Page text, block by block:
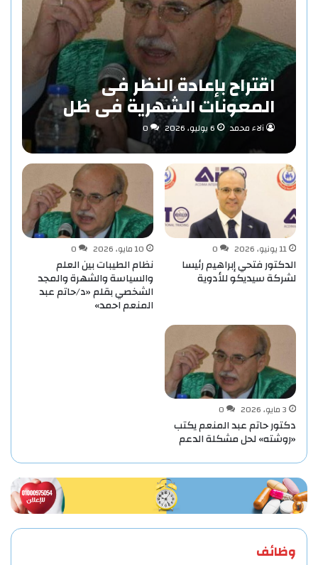
اقتراح بإعادة النظر فى
المعونات الشهرية فى ظل
مفهوم الاستدامة بقلم «د/
حاتم عبد المنعم احمد»
آلاء محمد 6 يوليو، 2026 0
11 يونيو، 2026 0
الدكتور فتحي إبراهيم رئيسا
لشركة سيديكو للأدوية
10 مايو، 2026 0
نظام الطيبات بين العلم
والسياسة والشهرة والمجد
الشخصي بقلم «د/حاتم عبد
المنعم احمد»
3 مايو، 2026 0
دكتور حاتم عبد المنعم يكتب
«روشته» لحل مشكلة الدعم
وظائف